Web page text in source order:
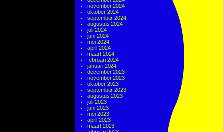
november 2024
oktober 2024
september 2024
augustus 2024
juli 2024
juni 2024
mei 2024
april 2024
maart 2024
februari 2024
januari 2024
december 2023
november 2023
oktober 2023
september 2023
augustus 2023
juli 2023
juni 2023
mei 2023
april 2023
maart 2023